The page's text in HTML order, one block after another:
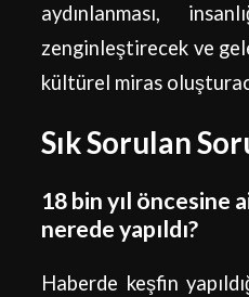
aydınlanması,
zenginleştirecek ve
kültürel miras
Sık Sorulan
18 bin yıl öncesine
nerede yapıldı?
Haberde keşfin